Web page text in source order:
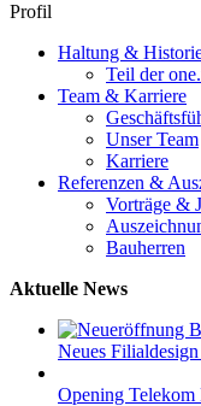
Profil
Haltung &
Teil der
Team & Karriere
Unser Team
Karriere
Referenzen &
Vorträge &
Bauherren
Aktuelle News
Neues
Opening Telekom